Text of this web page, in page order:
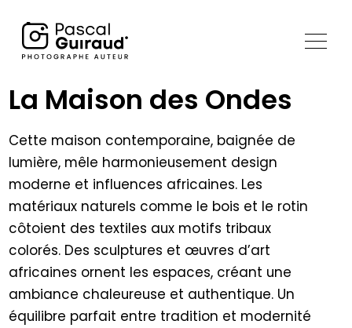
La Maison des Ondes
Cette maison contemporaine, baignée de
lumière, mêle harmonieusement design
moderne et influences africaines. Les
matériaux naturels comme le bois et le rotin
côtoient des textiles aux motifs tribaux
colorés. Des sculptures et œuvres d’art
africaines ornent les espaces, créant une
ambiance chaleureuse et authentique. Un
équilibre parfait entre tradition et modernité